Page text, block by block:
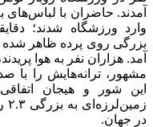
آمدند. حاضران با
وارد ورزشگاه شدند؛
بزرگی روی پرده ظاهر
آمد. هزاران نفر به هوا
مشهور، ترانه‌هایش را با
این شور و هیجان
در جهان.